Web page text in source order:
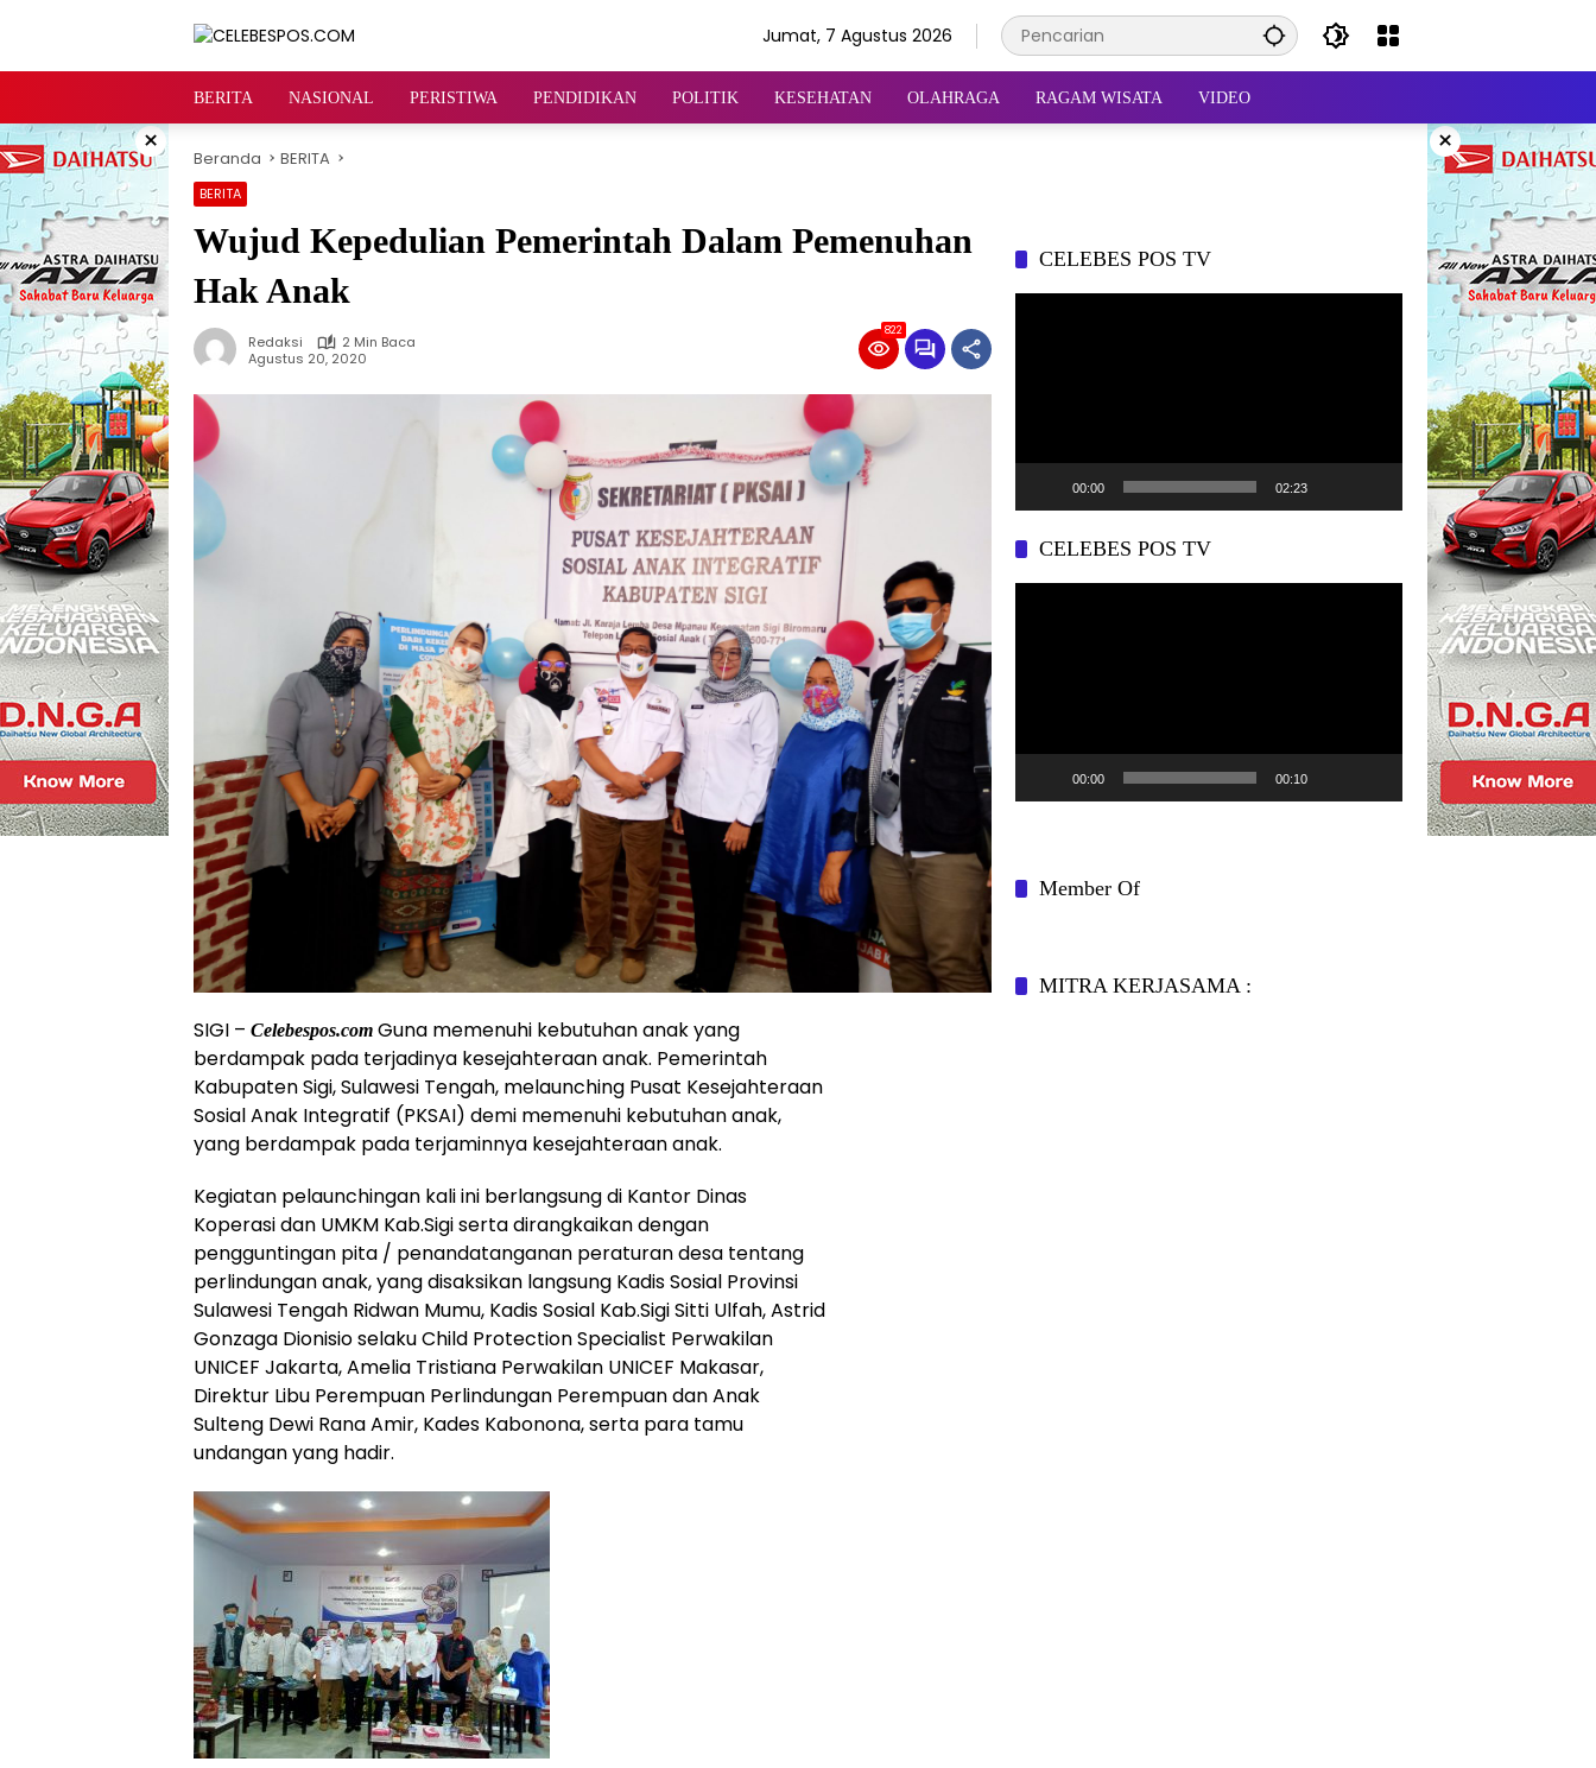
Jumat, 7 Agustus 2026
BERITA NASIONAL PERISTIWA PENDIDIKAN POLITIK KESEHATAN OLAHRAGA RAGAM WISATA VIDEO
× ×
Beranda BERITA
BERITA
Wujud Kepedulian Pemerintah Dalam Pemenuhan
Hak Anak
Redaksi
2 Min Baca
Agustus 20, 2020
822
SIGI – Celebespos.com Guna memenuhi kebutuhan anak yang
berdampak pada terjadinya kesejahteraan anak. Pemerintah
Kabupaten Sigi, Sulawesi Tengah, melaunching Pusat Kesejahteraan
Sosial Anak Integratif (PKSAI) demi memenuhi kebutuhan anak,
yang berdampak pada terjaminnya kesejahteraan anak.
Kegiatan pelaunchingan kali ini berlangsung di Kantor Dinas
Koperasi dan UMKM Kab.Sigi serta dirangkaikan dengan
pengguntingan pita / penandatanganan peraturan desa tentang
perlindungan anak, yang disaksikan langsung Kadis Sosial Provinsi
Sulawesi Tengah Ridwan Mumu, Kadis Sosial Kab.Sigi Sitti Ulfah, Astrid
Gonzaga Dionisio selaku Child Protection Specialist Perwakilan
UNICEF Jakarta, Amelia Tristiana Perwakilan UNICEF Makasar,
Direktur Libu Perempuan Perlindungan Perempuan dan Anak
Sulteng Dewi Rana Amir, Kades Kabonona, serta para tamu
undangan yang hadir.
CELEBES POS TV
00:00 02:23
CELEBES POS TV
00:00 00:10
Member Of
MITRA KERJASAMA :